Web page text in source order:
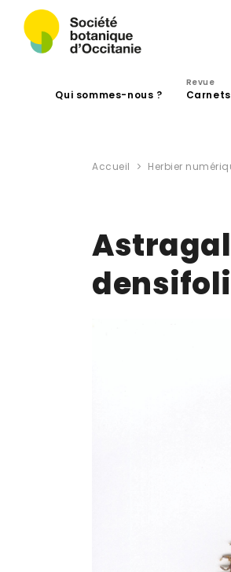
Qui sommes-nous ?
Revue
Accueil Herbier